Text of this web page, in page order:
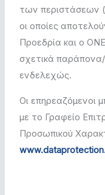
των περιστάσεων
οι οποίες
Προεδρία και ο
σχετικά
ενδελεχώς.
Οι επηρεαζόμενοι
με το Γραφείο
Προσωπικού